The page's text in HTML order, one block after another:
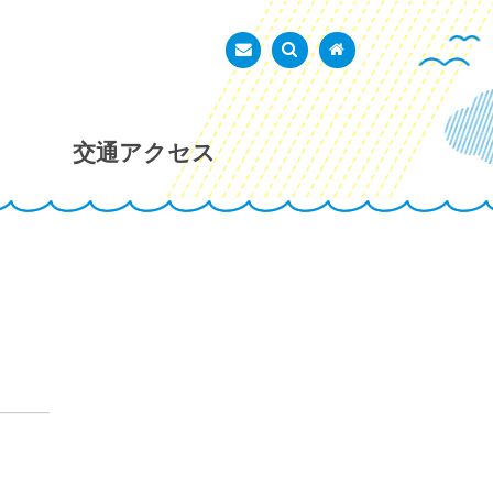
あかし市民広場
お問い合わせ
検索を表示トップページ
交通アクセス